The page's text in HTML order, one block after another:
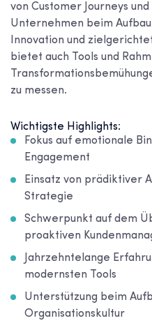
von Customer Journeys
Unternehmen beim
Innovation und
bietet auch Tools und
zu messen.
Wichtigste Highlights:
Fokus auf emotionale
Engagement
Einsatz von prädiktiver
Strategie
Schwerpunkt auf dem
proaktiven
Jahrzehntelange
modernsten Tools
Unterstützung beim
Organisationskultur